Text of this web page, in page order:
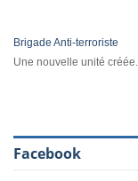
Brigade Anti-terroriste
Une nouvelle unité
Facebook